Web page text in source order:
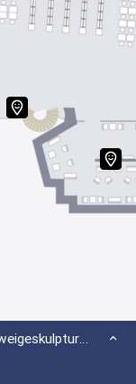
Kunst am Bau - Günther Uecker: Schweigeskulptur (Wassertropfen)